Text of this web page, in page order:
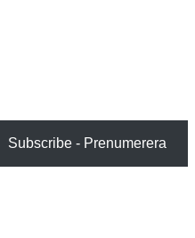
Subscribe - Prenumerera